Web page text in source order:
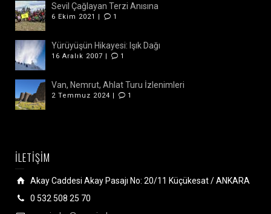
Sevil Çağlayan Terzi Anısına
6 Ekim 2021 | 1
Yürüyüşün Hikayesi: Işık Dağı
16 Aralık 2007 | 1
Van, Nemrut, Ahlat Turu İzlenimleri
2 Temmuz 2024 | 1
İLETİŞİM
Akay Caddesi Akay Pasajı No: 20/11 Küçükesat / ANKARA
0 532 508 25 70